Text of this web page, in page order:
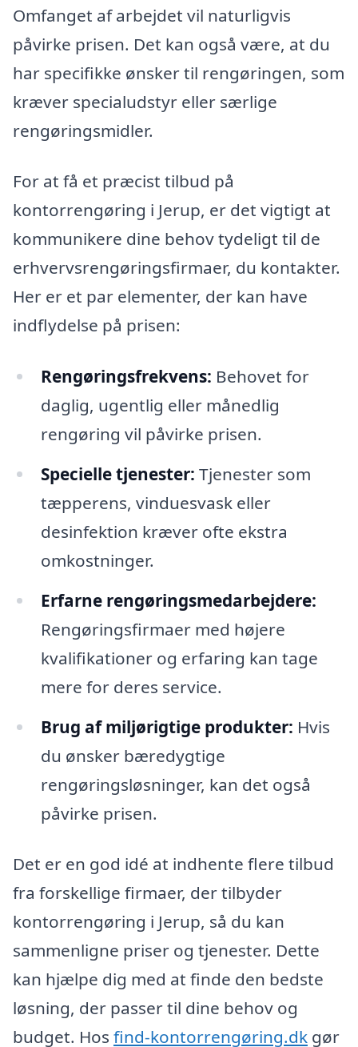
Omfanget af arbejdet vil naturligvis
påvirke prisen. Det kan også være, at du
har specifikke ønsker til rengøringen, som
kræver specialudstyr eller særlige
rengøringsmidler.
For at få et præcist tilbud på
kontorrengøring i Jerup, er det vigtigt at
kommunikere dine behov tydeligt til de
erhvervsrengøringsfirmaer, du kontakter.
Her er et par elementer, der kan have
indflydelse på prisen:
Rengøringsfrekvens: Behovet for
daglig, ugentlig eller månedlig
rengøring vil påvirke prisen.
Specielle tjenester: Tjenester som
tæpperens, vinduesvask eller
desinfektion kræver ofte ekstra
omkostninger.
Erfarne rengøringsmedarbejdere:
Rengøringsfirmaer med højere
kvalifikationer og erfaring kan tage
mere for deres service.
Brug af miljørigtige produkter: Hvis
du ønsker bæredygtige
rengøringsløsninger, kan det også
påvirke prisen.
Det er en god idé at indhente flere tilbud
fra forskellige firmaer, der tilbyder
kontorrengøring i Jerup, så du kan
sammenligne priser og tjenester. Dette
kan hjælpe dig med at finde den bedste
løsning, der passer til dine behov og
budget. Hos find-kontorrengøring.dk gør